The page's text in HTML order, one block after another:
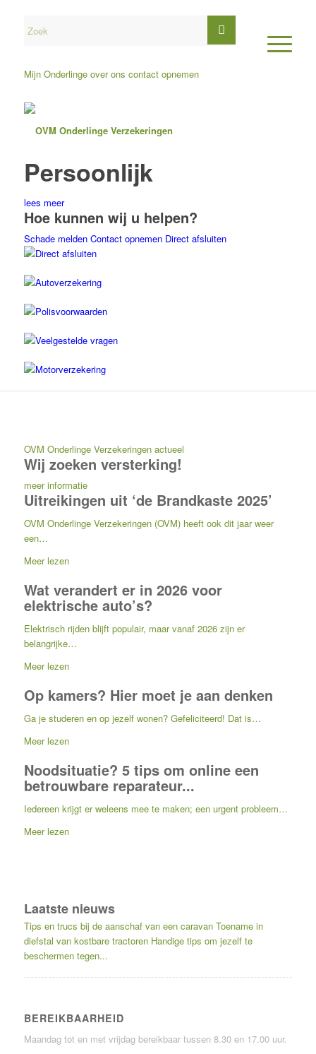
Mijn Onderlinge over ons contact opnemen
Persoonlijk
lees meer
Hoe kunnen wij u helpen?
Schade melden Contact opnemen Direct afsluiten
Direct afsluiten
Autoverzekering
Polisvoorwaarden
Veelgestelde vragen
Motorverzekering
OVM Onderlinge Verzekeringen actueel
Wij zoeken versterking!
meer informatie
Uitreikingen uit ‘de Brandkaste 2025’
OVM Onderlinge Verzekeringen (OVM) heeft ook dit jaar weer
een…
Meer lezen
Wat verandert er in 2026 voor
elektrische auto’s?
Elektrisch rijden blijft populair, maar vanaf 2026 zijn er
belangrijke…
Meer lezen
Op kamers? Hier moet je aan denken
Ga je studeren en op jezelf wonen? Gefeliciteerd! Dat is…
Meer lezen
Noodsituatie? 5 tips om online een
betrouwbare reparateur...
Iedereen krijgt er weleens mee te maken; een urgent probleem…
Meer lezen
Laatste nieuws
Tips en trucs bij de aanschaf van een caravan Toename in
diefstal van kostbare tractoren Handige tips om jezelf te
beschermen tegen...
BEREIKBAARHEID
Maandag tot en met vrijdag bereikbaar tussen 8.30 en 17.00 uur.